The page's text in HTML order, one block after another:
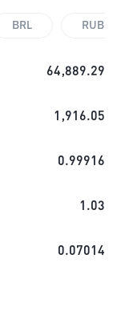
BRL RUB
64,889.29
1,916.05
0.99916
1.03
0.07014